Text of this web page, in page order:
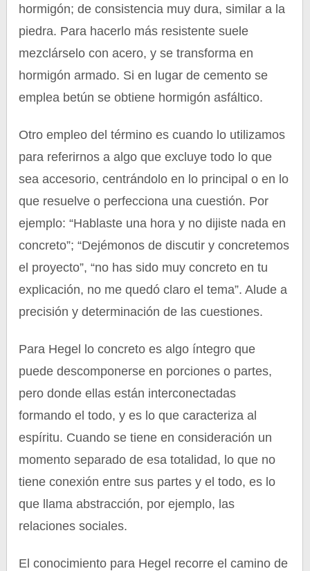
hormigón; de consistencia muy dura, similar a la
piedra. Para hacerlo más resistente suele
mezclárselo con acero, y se transforma en
hormigón armado. Si en lugar de cemento se
emplea betún se obtiene hormigón asfáltico.
Otro empleo del término es cuando lo utilizamos
para referirnos a algo que excluye todo lo que
sea accesorio, centrándolo en lo principal o en lo
que resuelve o perfecciona una cuestión. Por
ejemplo: “Hablaste una hora y no dijiste nada en
concreto”; “Dejémonos de discutir y concretemos
el proyecto”, “no has sido muy concreto en tu
explicación, no me quedó claro el tema”. Alude a
precisión y determinación de las cuestiones.
Para Hegel lo concreto es algo íntegro que
puede descomponerse en porciones o partes,
pero donde ellas están interconectadas
formando el todo, y es lo que caracteriza al
espíritu. Cuando se tiene en consideración un
momento separado de esa totalidad, lo que no
tiene conexión entre sus partes y el todo, es lo
que llama abstracción, por ejemplo, las
relaciones sociales.
El conocimiento para Hegel recorre el camino de